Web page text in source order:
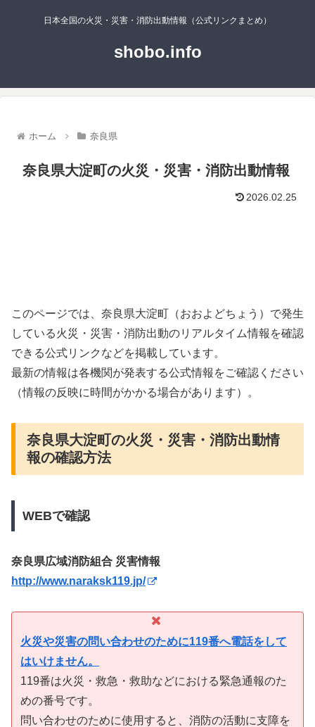
日本全国の火災・災害・消防出動情報（公式リンクまとめ）
shobo.info
ホーム 奈良県
奈良県大淀町の火災・災害・消防出動情報
2026.02.25
このページでは、奈良県大淀町（おおよどちょう）で発生
している火災・災害・消防出動のリアルタイム情報を確認
できる公式リンクなどを掲載しています。
最新の情報は各機関が発表する公式情報をご確認ください
（情報の反映に時間がかかる場合があります）。
奈良県大淀町の火災・災害・消防出動情
報の確認方法
WEBで確認
奈良県広域消防組合 災害情報
http://www.naraksk119.jp/
火災や災害の問い合わせのために119番へ電話をして
はいけません。
119番は火災・救急・救助などにおける緊急通報のた
めの番号です。
問い合わせのために使用すると、消防の活動に支障を